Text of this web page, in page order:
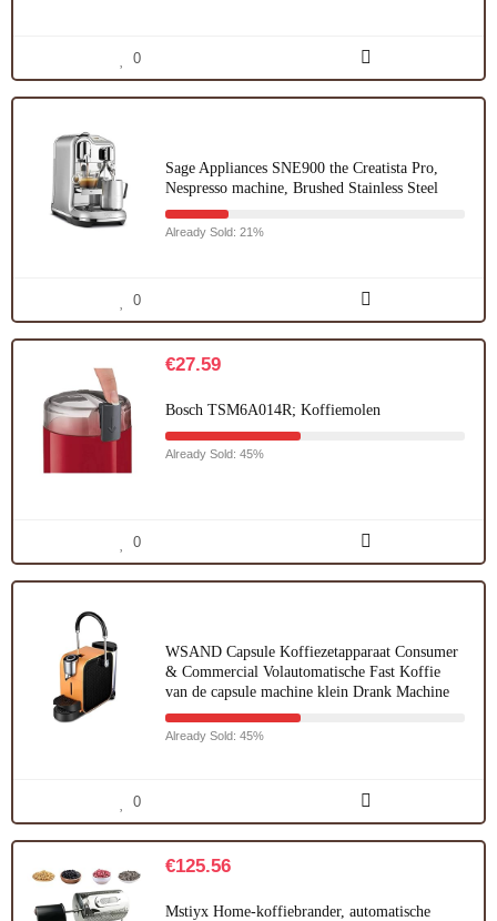
0
Sage Appliances SNE900 the Creatista Pro,
Nespresso machine, Brushed Stainless Steel
Already Sold: 21%
0
€27.59
Bosch TSM6A014R; Koffiemolen
Already Sold: 45%
0
WSAND Capsule Koffiezetapparaat Consumer
& Commercial Volautomatische Fast Koffie
van de capsule machine klein Drank Machine
Already Sold: 45%
0
€125.56
Mstiyx Home-koffiebrander, automatische